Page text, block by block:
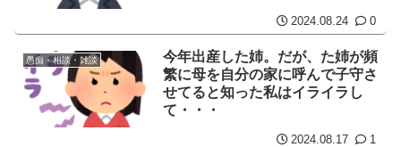
2024.08.24 0
愚痴・相談・雑談
今年出産した姉。だが、た姉が頻
繁に母を自分の家に呼んで子守さ
せてると知った私はイライラし
て・・・
2024.08.17 1